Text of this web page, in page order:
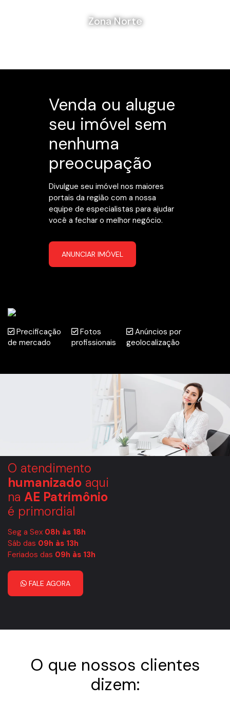
Zona Norte
Venda ou alugue
seu imóvel sem
nenhuma
preocupação
Divulgue seu imóvel nos maiores
portais da região com a nossa
equipe de especialistas para ajudar
você a fechar o melhor negócio.
ANUNCIAR IMÓVEL
Precificação
de mercado
Fotos
profissionais
Anúncios por
geolocalização
O atendimento
humanizado aqui
na AE Patrimônio
é primordial
Seg a Sex 08h às 18h
Sáb das 09h às 13h
Feriados das 09h às 13h
FALE AGORA
O que nossos clientes
dizem: